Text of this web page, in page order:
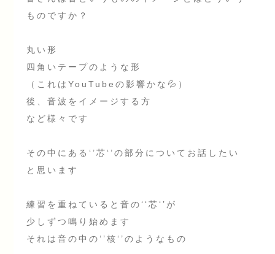
ものですか？
丸い形
四角いテープのような形
（これはYouTubeの影響かな💦）
後、音波をイメージする方
など様々です
その中にある‘’芯‘’の部分についてお話したい
と思います
練習を重ねていると音の‘‘芯‘’が
少しずつ鳴り始めます
それは音の中の‘’核‘’のようなもの